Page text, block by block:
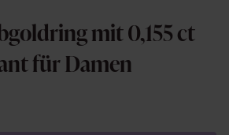
mit 0,155 ct
für Damen